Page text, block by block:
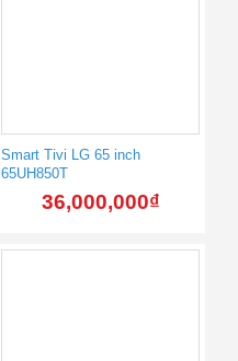
Smart Tivi LG 65 inch
65UH850T
36,000,000₫